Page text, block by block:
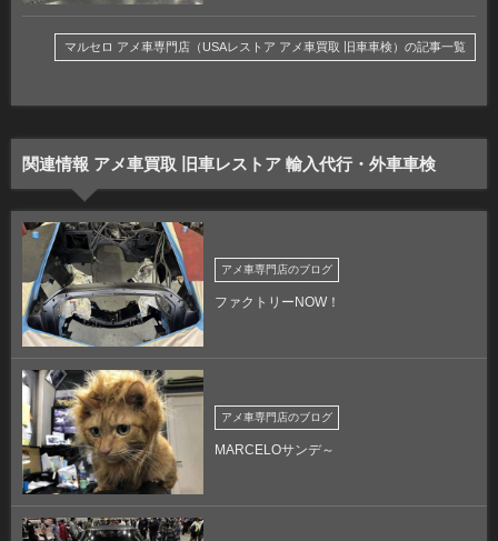
マルセロ アメ車専門店（USAレストア アメ車買取 旧車車検）の記事一覧
関連情報 アメ車買取 旧車レストア 輸入代行・外車車検
アメ車専門店のブログ
ファクトリーNOW！
アメ車専門店のブログ
MARCELOサンデ～